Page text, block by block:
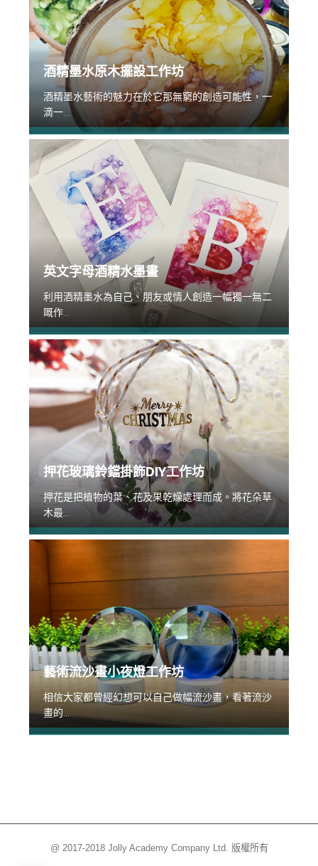
酒精墨水原木擺設工作坊
酒精墨水藝術的魅力在於它那無窮的創造可能性，一
滴一...
英文字母酒精水墨畫
利用酒精墨水為自己、朋友或情人創造一幅獨一無二
嘅作...
押花玻璃鈴鐺掛飾DIY工作坊
押花是把植物的葉、花及果乾燥處理而成。將花朵草
木最...
藝術流沙畫小夜燈工作坊
相信大家都曾經幻想可以自己做幅流沙畫，看著流沙
畫的...
@ 2017-2018 Jolly Academy Company Ltd. 版權所有